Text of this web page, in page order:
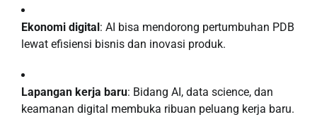
Ekonomi digital : AI bisa mendorong pertumbuhan PDB
lewat efisiensi bisnis dan inovasi produk.
Lapangan kerja baru: Bidang AI, data science, dan
keamanan digital membuka ribuan peluang kerja baru.